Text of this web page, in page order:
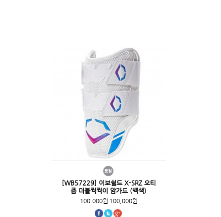
[WB57229] 이보쉴드 X-SRZ 오티
즘 더블찍찍이 암가드 (백색)
100,000원100,000원